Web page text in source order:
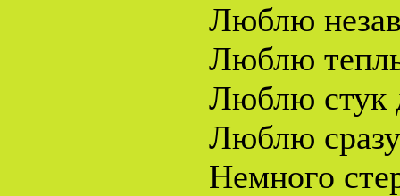
Люблю
Люблю
Люблю стук
Люблю
Немного